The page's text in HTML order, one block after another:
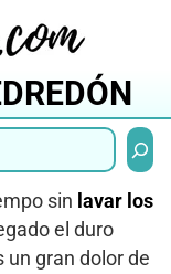
sin lavar los
el duro
gran dolor de